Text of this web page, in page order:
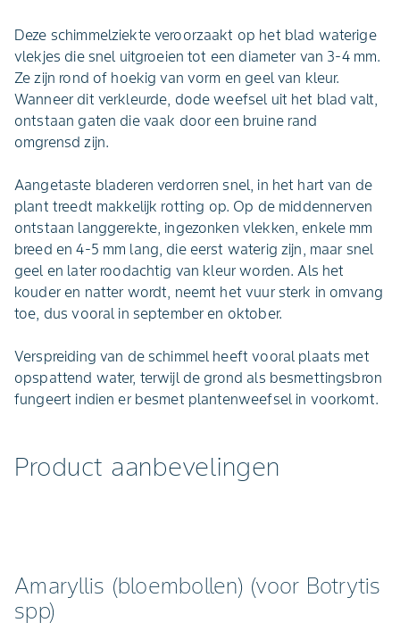
Deze schimmelziekte veroorzaakt op het blad waterige
vlekjes die snel uitgroeien tot een diameter van 3-4 mm.
Ze zijn rond of hoekig van vorm en geel van kleur.
Wanneer dit verkleurde, dode weefsel uit het blad valt,
ontstaan gaten die vaak door een bruine rand
omgrensd zijn.
Aangetaste bladeren verdorren snel, in het hart van de
plant treedt makkelijk rotting op. Op de middennerven
ontstaan langgerekte, ingezonken vlekken, enkele mm
breed en 4-5 mm lang, die eerst waterig zijn, maar snel
geel en later roodachtig van kleur worden. Als het
kouder en natter wordt, neemt het vuur sterk in omvang
toe, dus vooral in september en oktober.
Verspreiding van de schimmel heeft vooral plaats met
opspattend water, terwijl de grond als besmettingsbron
fungeert indien er besmet plantenweefsel in voorkomt.
Product aanbevelingen
Amaryllis (bloembollen) (voor Botrytis
spp)